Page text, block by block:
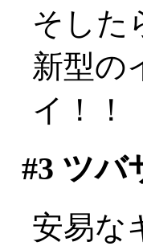
そした
新型の
イ！！
#3 ツバ
安易な